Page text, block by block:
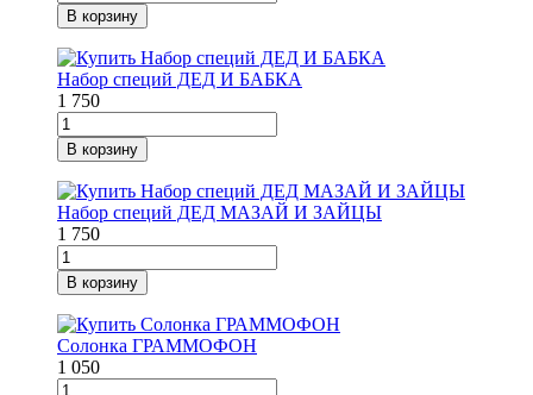
В корзину
Набор специй ДЕД И БАБКА
1 750
В корзину
Набор специй ДЕД МАЗАЙ И ЗАЙЦЫ
1 750
В корзину
Солонка ГРАММОФОН
1 050